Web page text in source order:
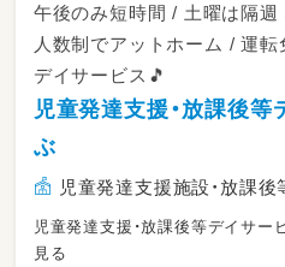
午後のみ短時間 / 土曜は隔週
人数制でアットホーム / 運
デイサービス🎵
児童発達支援・放課後
ぶ
児童発達支援施設・放課
児童発達支援・放課後等デイサ
見る